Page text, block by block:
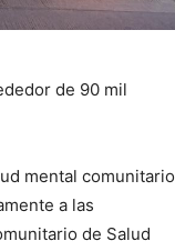
de 90 mil
mental comunitario
a las
de Salud